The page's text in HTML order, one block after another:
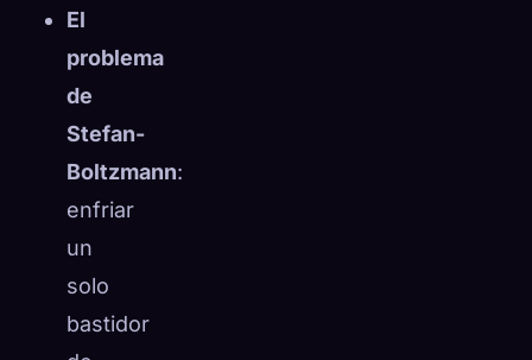
El
problema
de
Stefan-
Boltzmann:
enfriar
un
solo
bastidor